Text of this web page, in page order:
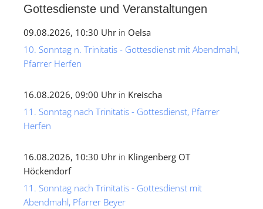
Gottesdienste und Veranstaltungen
09.08.2026, 10:30 Uhr in Oelsa
10. Sonntag n. Trinitatis - Gottesdienst mit Abendmahl,
Pfarrer Herfen
16.08.2026, 09:00 Uhr in Kreischa
11. Sonntag nach Trinitatis - Gottesdienst, Pfarrer
Herfen
16.08.2026, 10:30 Uhr in Klingenberg OT
Höckendorf
11. Sonntag nach Trinitatis - Gottesdienst mit
Abendmahl, Pfarrer Beyer